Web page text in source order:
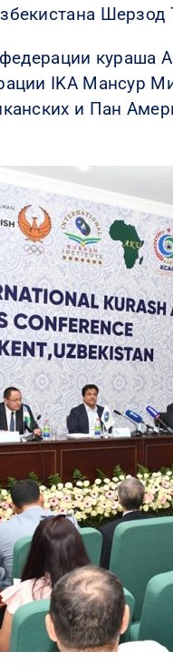
Шерзод
кураша
IKA Мансур
и Пан